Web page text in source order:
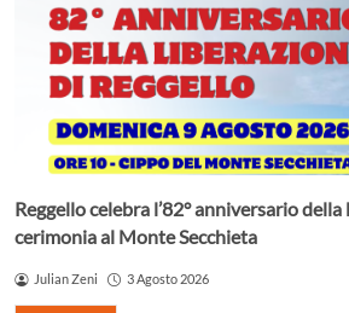
Reggello celebra l’82° anniversario
cerimonia al Monte Secchieta
Julian Zeni 3 Agosto 2026